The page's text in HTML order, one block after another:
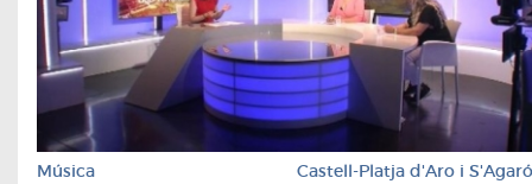
Música Castell-Platja d'Aro i S'Agaró